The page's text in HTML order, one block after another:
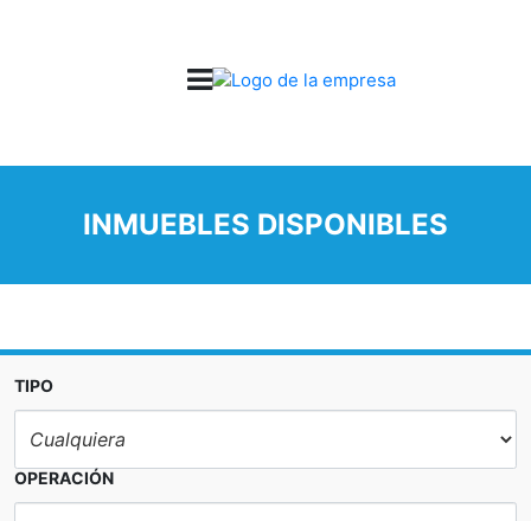
INMUEBLES DISPONIBLES
TIPO
OPERACIÓN